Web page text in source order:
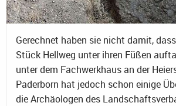
Gerechnet haben sie nicht damit,
Stück Hellweg unter ihren Füßen
unter dem Fachwerkhaus an der
Paderborn hat jedoch schon einige
die Archäologen des